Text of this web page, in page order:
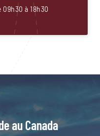
à 18h30
au Canada